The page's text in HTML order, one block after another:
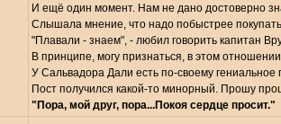
И ещё один момент. Нам не дано достоверно
Слышала мнение, что надо побыстрее
"Плавали - знаем", - любил говорить капитан
В принципе, могу признаться, в этом
У Сальвадора Дали есть по-своему
Пост получился какой-то минорный. Прошу
"Пора, мой друг, пора...Покоя сердце просит."